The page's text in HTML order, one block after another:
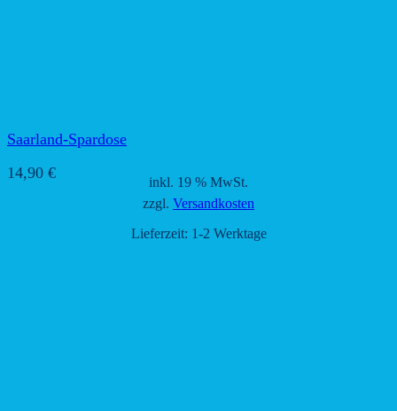
Saarland-Spardose
14,90 €
inkl. 19 % MwSt.
zzgl. Versandkosten
Lieferzeit: 1-2 Werktage